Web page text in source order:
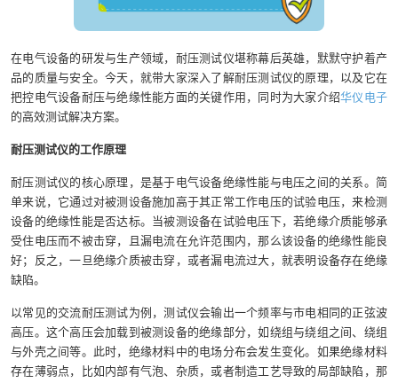
在电气设备的研发与生产领域，耐压测试仪堪称幕后英雄，默默守护着产
品的质量与安全。今天，就带大家深入了解耐压测试仪的原理，以及它在
把控电气设备耐压与绝缘性能方面的关键作用，同时为大家介绍华仪电子
的高效测试解决方案。
耐压测试仪的工作原理
耐压测试仪的核心原理，是基于电气设备绝缘性能与电压之间的关系。简
单来说，它通过对被测设备施加高于其正常工作电压的试验电压，来检测
设备的绝缘性能是否达标。当被测设备在试验电压下，若绝缘介质能够承
受住电压而不被击穿，且漏电流在允许范围内，那么该设备的绝缘性能良
好；反之，一旦绝缘介质被击穿，或者漏电流过大，就表明设备存在绝缘
缺陷。
以常见的交流耐压测试为例，测试仪会输出一个频率与市电相同的正弦波
高压。这个高压会加载到被测设备的绝缘部分，如绕组与绕组之间、绕组
与外壳之间等。此时，绝缘材料中的电场分布会发生变化。如果绝缘材料
存在薄弱点，比如内部有气泡、杂质，或者制造工艺导致的局部缺陷，那